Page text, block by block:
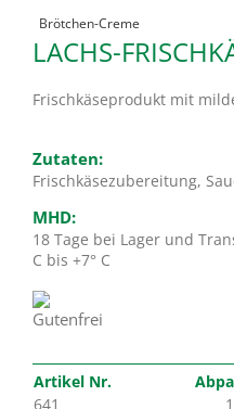
Brötchen-Creme
LACHS-
Frischkäseprodukt mit
Zutaten:
Frischkäsezubereitung,
MHD:
18 Tage bei Lager und
C bis +7° C
Artikel Nr.
641